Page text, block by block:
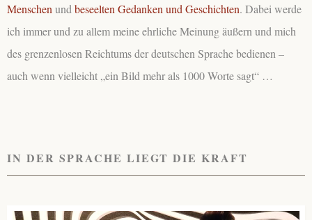
Menschen und beseelten Gedanken und Geschichten. Dabei werde
ich immer und zu allem meine ehrliche Meinung äußern und mich
des grenzenlosen Reichtums der deutschen Sprache bedienen –
auch wenn vielleicht „ein Bild mehr als 1000 Worte sagt“ …
IN DER SPRACHE LIEGT DIE KRAFT